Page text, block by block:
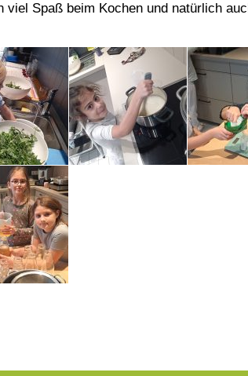
viel Spaß beim Kochen und natürlich